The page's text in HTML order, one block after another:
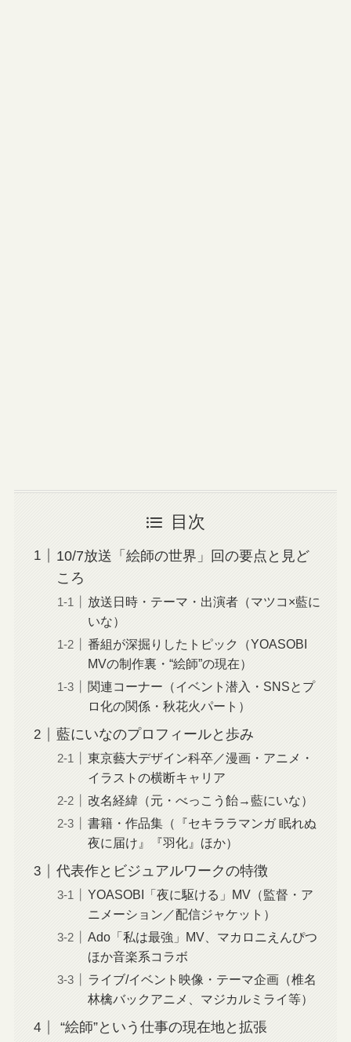
目次
10/7放送「絵師の世界」回の要点と見ど
ころ
放送日時・テーマ・出演者（マツコ×藍に
いな）
番組が深掘りしたトピック（YOASOBI
MVの制作裏・“絵師”の現在）
関連コーナー（イベント潜入・SNSとプ
ロ化の関係・秋花火パート）
藍にいなのプロフィールと歩み
東京藝大デザイン科卒／漫画・アニメ・
イラストの横断キャリア
改名経緯（元・べっこう飴→藍にいな）
書籍・作品集（『セキララマンガ 眠れぬ
夜に届け』『羽化』ほか）
代表作とビジュアルワークの特徴
YOASOBI「夜に駆ける」MV（監督・ア
ニメーション／配信ジャケット）
Ado「私は最強」MV、マカロニえんぴつ
ほか音楽系コラボ
ライブ/イベント映像・テーマ企画（椎名
林檎バックアニメ、マジカルミライ等）
“絵師”という仕事の現在地と拡張